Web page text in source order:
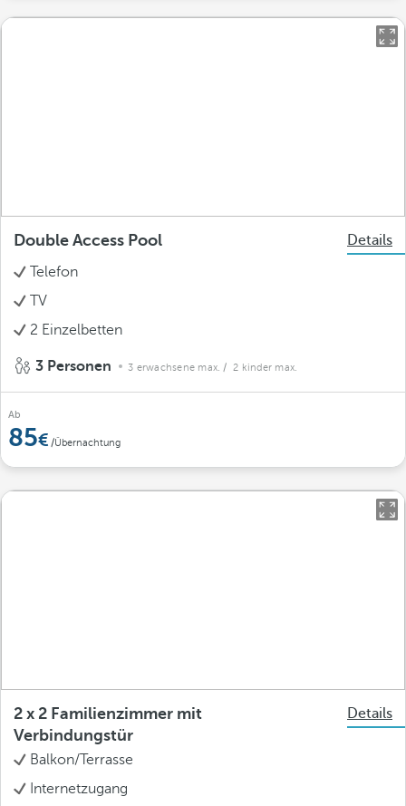
Double Access Pool
Details
Telefon
TV
2 Einzelbetten
3 Personen 3 erwachsene max. / 2 kinder max.
Ab
85 /Übernachtung
2 x 2 Familienzimmer mit
Verbindungstür
Details
Balkon/Terrasse
Internetzugang